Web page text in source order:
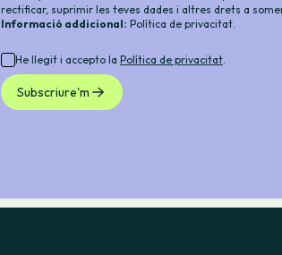
rectificar, suprimir les teves dades i altres drets a
Informació addicional: Política de privacitat.
He llegit i accepto la Política de privacitat.
Subscriure'm